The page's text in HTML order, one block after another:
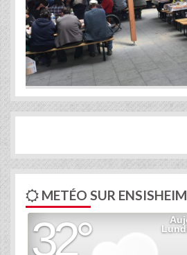
Previous
METÉO SUR ENSISHEIM